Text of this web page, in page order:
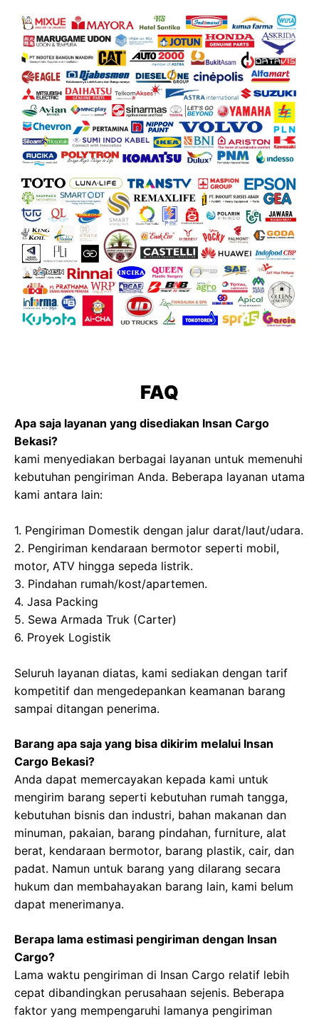
FAQ
Apa saja layanan yang disediakan Insan Cargo
Bekasi?
kami menyediakan berbagai layanan untuk memenuhi
kebutuhan pengiriman Anda. Beberapa layanan utama
kami antara lain:
1. Pengiriman Domestik dengan jalur darat/laut/udara.
2. Pengiriman kendaraan bermotor seperti mobil,
motor, ATV hingga sepeda listrik.
3. Pindahan rumah/kost/apartemen.
4. Jasa Packing
5. Sewa Armada Truk (Carter)
6. Proyek Logistik
Seluruh layanan diatas, kami sediakan dengan tarif
kompetitif dan mengedepankan keamanan barang
sampai ditangan penerima.
Barang apa saja yang bisa dikirim melalui Insan
Cargo Bekasi?
Anda dapat memercayakan kepada kami untuk
mengirim barang seperti kebutuhan rumah tangga,
kebutuhan bisnis dan industri, bahan makanan dan
minuman, pakaian, barang pindahan, furniture, alat
berat, kendaraan bermotor, barang plastik, cair, dan
padat. Namun untuk barang yang dilarang secara
hukum dan membahayakan barang lain, kami belum
dapat menerimanya.
Berapa lama estimasi pengiriman dengan Insan
Cargo?
Lama waktu pengiriman di Insan Cargo relatif lebih
cepat dibandingkan perusahaan sejenis. Beberapa
faktor yang mempengaruhi lamanya pengiriman